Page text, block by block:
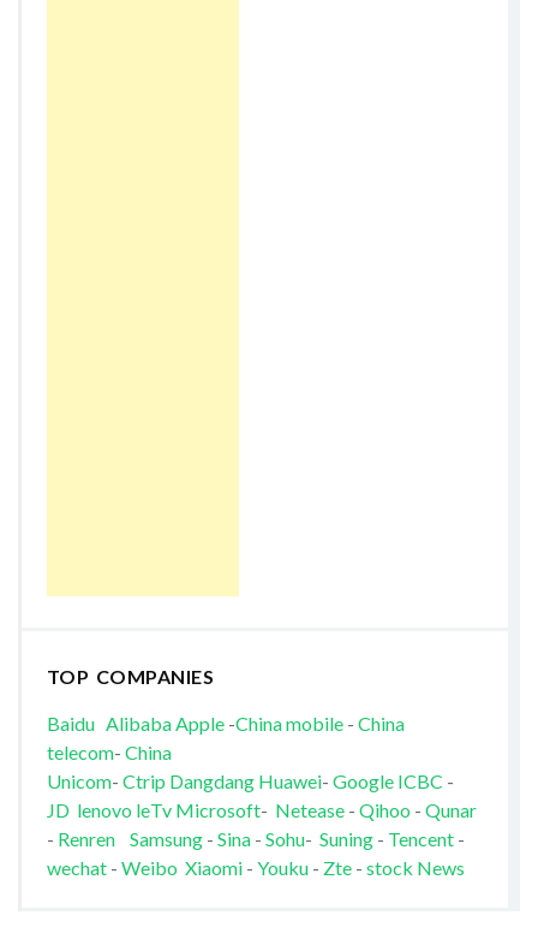
TOP COMPANIES
Baidu AlibabaApple-China mobile- China
telecom- China
Unicom- Ctrip Dangdang Huawei- Google ICBC -
JD lenovo leTv Microsoft- Netease- Qihoo - Qunar
- Renren Samsung- Sina- Sohu- Suning- Tencent-
wechat - Weibo Xiaomi- Youku - Zte- stock News